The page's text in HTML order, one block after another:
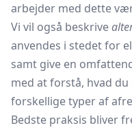
arbejder med dette
Vi vil også beskrive
anvendes i stedet for
samt give en
med at forstå, hvad
forskellige typer af
Bedste praksis bliver